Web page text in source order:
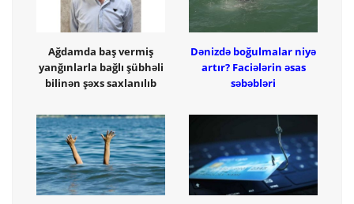
Ağdamda baş vermiş
yanğınlarla bağlı şübhəli
bilinən şəxs saxlanılıb
Dənizdə boğulmalar niyə
artır? Faciələrin əsas
səbəbləri